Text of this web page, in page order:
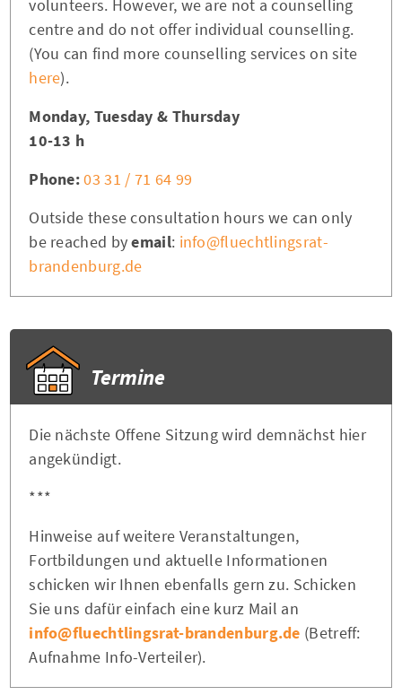
volunteers. However, we are not a counselling
centre and do not offer individual counselling.
(You can find more counselling services on site
here).
Monday, Tuesday & Thursday
10-13 h
Phone:03 31 / 71 64 99
Outside these consultation hours we can only
be reached byemail: info@fluechtlingsrat-
brandenburg.de
Termine
Die nächste Offene Sitzung wird demnächst hier
angekündigt.
***
Hinweise auf weitere Veranstaltungen,
Fortbildungen und aktuelle Informationen
schicken wir Ihnen ebenfalls gern zu. Schicken
Sie uns dafür einfach eine kurz Mail an
info@fluechtlingsrat-brandenburg.de (Betreff:
Aufnahme Info-Verteiler).